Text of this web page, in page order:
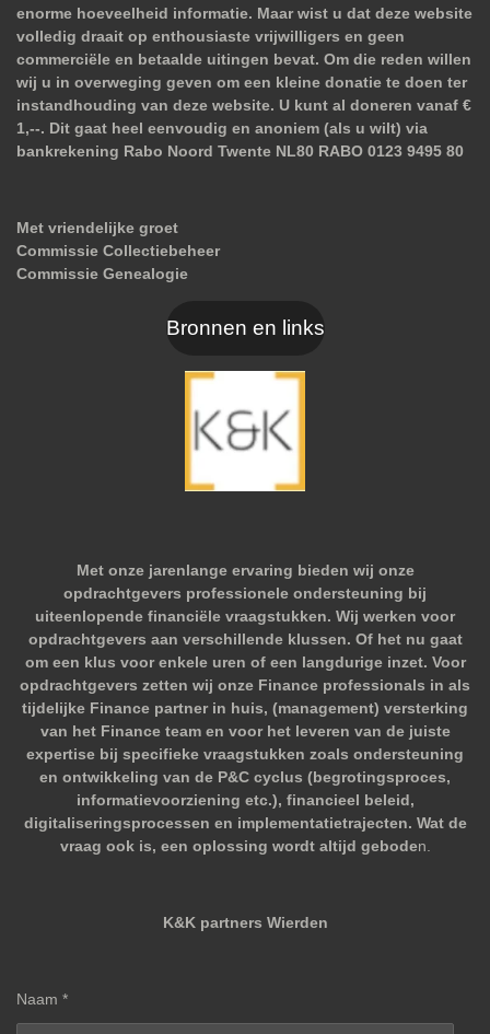
enorme hoeveelheid informatie. Maar wist u dat deze website
volledig draait op enthousiaste vrijwilligers en geen
commerciële en betaalde uitingen bevat. Om die reden willen
wij u in overweging geven om een kleine donatie te doen ter
instandhouding van deze website. U kunt al doneren vanaf €
1,--. Dit gaat heel eenvoudig en anoniem (als u wilt) via
bankrekening Rabo Noord Twente NL80 RABO 0123 9495 80
Met vriendelijke groet
Commissie Collectiebeheer
Commissie Genealogie
Bronnen en links
Met onze jarenlange ervaring bieden wij onze
opdrachtgevers professionele ondersteuning bij
uiteenlopende financiële vraagstukken. Wij werken voor
opdrachtgevers aan verschillende klussen. Of het nu gaat
om een klus voor enkele uren of een langdurige inzet. Voor
opdrachtgevers zetten wij onze Finance professionals in als
tijdelijke Finance partner in huis, (management) versterking
van het Finance team en voor het leveren van de juiste
expertise bij specifieke vraagstukken zoals ondersteuning
en ontwikkeling van de P&C cyclus (begrotingsproces,
informatievoorziening etc.), financieel beleid,
digitaliseringsprocessen en implementatietrajecten. Wat de
vraag ook is, een oplossing wordt altijd geboden.
K&K partners Wierden
Naam *